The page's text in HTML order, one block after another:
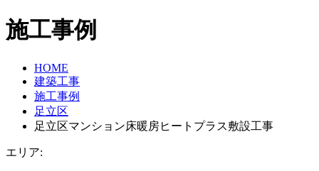
施工事例
HOME
建築工事
施工事例
足立区
足立区マンション床暖房ヒートプラス敷設工事
エリア: